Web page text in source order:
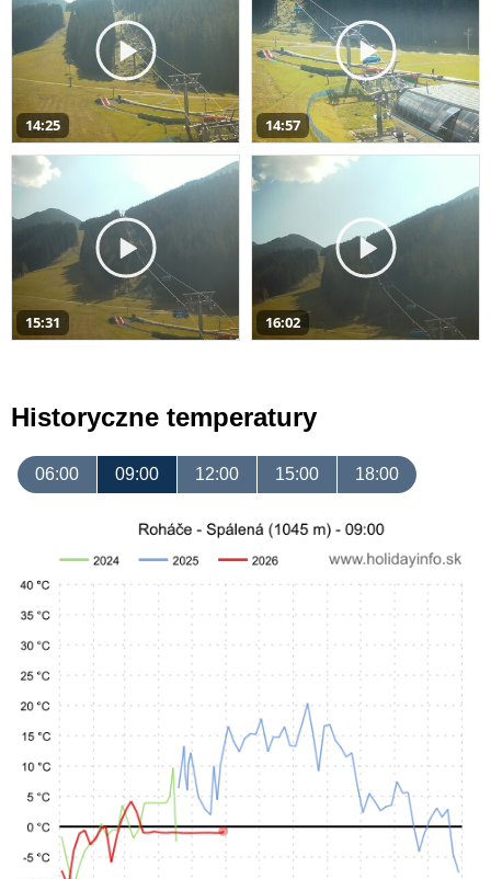
14:25 14:57
15:31 16:02
Historyczne temperatury
06:00 09:00 12:00 15:00 18:00